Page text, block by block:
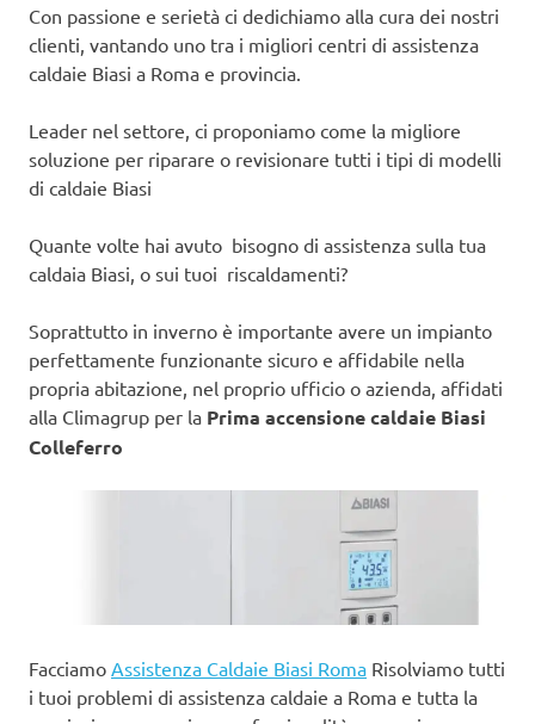
Con passione e serietà ci dedichiamo alla cura dei nostri
clienti, vantando uno tra i migliori centri di assistenza
caldaie Biasi a Roma e provincia.
Leader nel settore, ci proponiamo come la migliore
soluzione per riparare o revisionare tutti i tipi di modelli
di caldaie Biasi
Quante volte hai avuto bisogno di assistenza sulla tua
caldaia Biasi, o sui tuoi riscaldamenti?
Soprattutto in inverno è importante avere un impianto
perfettamente funzionante sicuro e affidabile nella
propria abitazione, nel proprio ufficio o azienda, affidati
alla Climagrup per la Prima accensione caldaie Biasi
Colleferro
Facciamo Assistenza Caldaie Biasi Roma Risolviamo tutti
i tuoi problemi di assistenza caldaie a Roma e tutta la